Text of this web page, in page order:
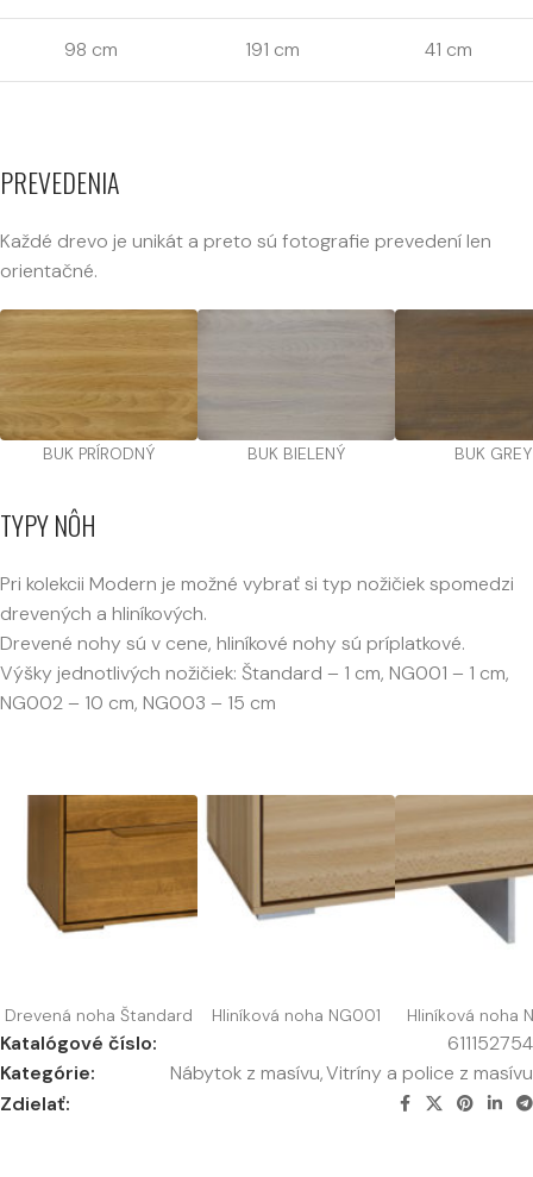
98 cm 191 cm 41 cm
PREVEDENIA
Každé drevo je unikát a preto sú fotografie prevedení len
orientačné.
BUK PRÍRODNÝ BUK BIELENÝ BUK GREY
TYPY NÔH
Pri kolekcii Modern je možné vybrať si typ nožičiek spomedzi
drevených a hliníkových.
Drevené nohy sú v cene, hliníkové nohy sú príplatkové.
Výšky jednotlivých nožičiek: Štandard – 1 cm, NG001 – 1 cm,
NG002 – 10 cm, NG003 – 15 cm
Drevená noha Štandard Hliníková noha NG001 Hliníková noha
Katalógové číslo:
611152754
Kategórie:
Nábytok z masívu,Vitríny a police z masívu
Zdielať: